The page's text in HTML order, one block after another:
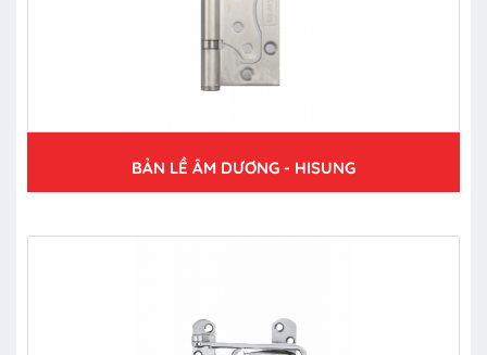
BẢN LỀ ÂM DƯƠNG - HISUNG